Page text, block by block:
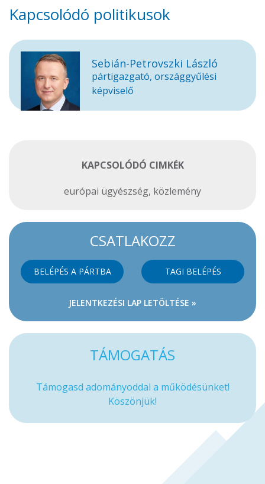
Kapcsolódó politikusok
Sebián-Petrovszki László
pártigazgató, országgyűlési
képviselő
KAPCSOLÓDÓ CIMKÉK
európai ügyészség, közlemény
CSATLAKOZZ
BELÉPÉS A PÁRTBA TAGI BELÉPÉS
JELENTKEZÉSI LAP LETÖLTÉSE »
TÁMOGATÁS
Támogasd adományoddal a működésünket!
Köszönjük!